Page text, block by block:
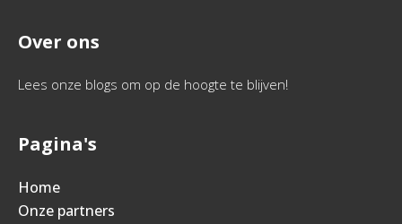
Over ons
Lees onze blogs om op de hoogte te blijven!
Pagina's
Home
Onze partners